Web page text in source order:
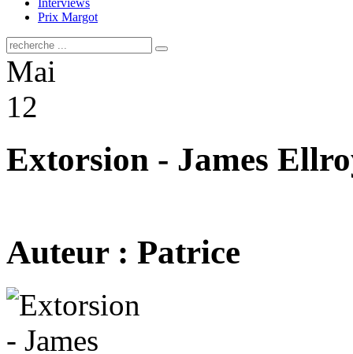
Interviews
Prix Margot
Mai
12
Extorsion - James
Auteur : Patrice